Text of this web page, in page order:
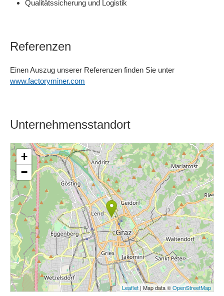
Qualitätssicherung und Logistik
Referenzen
Einen Auszug unserer Referenzen finden Sie unter
www.factoryminer.com
Unternehmensstandort
+
−
Leaflet | Map data ©OpenStreetMap